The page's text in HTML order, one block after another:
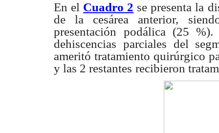
En el Cuadro 2 se presenta la
de la cesárea anterior,
presentación
podálica (25 %).
dehiscencias parciales del
ameritó tratamiento quirúrgico
y las 2 restantes recibieron